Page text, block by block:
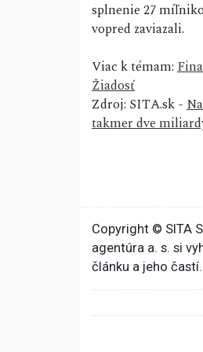
splnenie 27
vopred zaviazali.
Viac k témam:
Žiadosť
Zdroj: SITA.sk -
takmer dve
Copyright © SITA
agentúra a. s. si
článku a jeho častí.